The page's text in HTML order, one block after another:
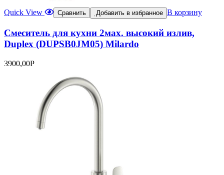
Quick View Сравнить Добавить в избранное В корзину
Смеситель для кухни 2мах. высокий излив,
Duplex (DUPSB0JM05) Milardo
3900,00Р